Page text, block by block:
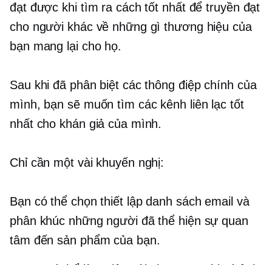
đạt được khi tìm ra cách tốt nhất để truyền đạt
cho người khác về những gì thương hiệu của
bạn mang lại cho họ.
Sau khi đã phân biệt các thông điệp chính của
mình, bạn sẽ muốn tìm các kênh liên lạc tốt
nhất cho khán giả của mình.
Chỉ cần một vài khuyến nghị:
Bạn có thể chọn thiết lập danh sách email và
phân khúc những người đã thể hiện sự quan
tâm đến sản phẩm của bạn.